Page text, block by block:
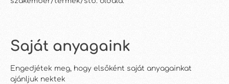
Saját anyagaink
Engedjétek meg, hogy elsőként saját anyagainkat
ajánljuk nektek